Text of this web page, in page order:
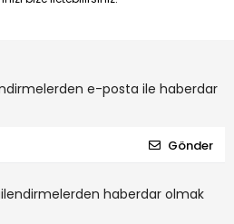
e-posta ile haberdar
Gönder
haberdar olmak